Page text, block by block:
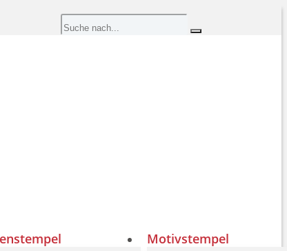
Motivstempel